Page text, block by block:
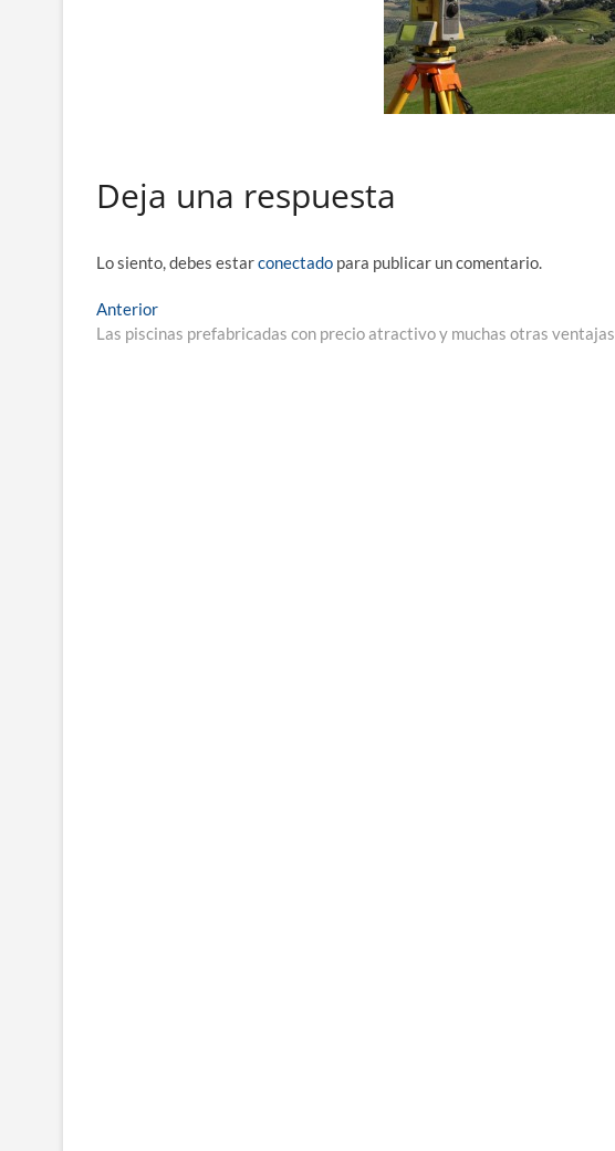
Deja una respuesta
Lo siento, debes estarconectado para publicar un comentario.
Navegación
de
AnteriorEntrada
anterior:
Las piscinas prefabricadas con precio atractivo y muchas otras ventajas